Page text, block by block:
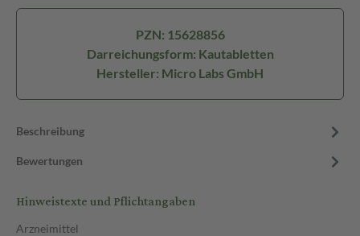
PZN: 15628856
Darreichungsform: Kautabletten
Hersteller: Micro Labs GmbH
Beschreibung
Bewertungen
Hinweistexte und Pflichtangaben
Arzneimittel